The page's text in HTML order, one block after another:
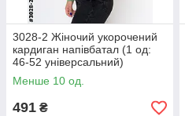
3028-2 Жіночий укорочений
кардиган напівбатал (1 од:
46-52 універсальний)
Менше 10 од.
491 ₴